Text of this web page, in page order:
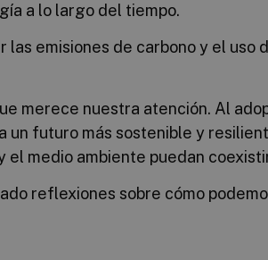
a lo largo del tiempo.
emisiones de carbono y el
merece nuestra atención. Al
futuro más sostenible y
medio ambiente puedan
reflexiones sobre cómo